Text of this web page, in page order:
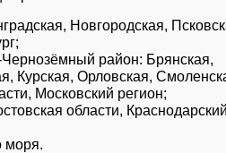
Новгородская,
район: Брянская,
Курская, Орловская,
Московский регион;
области,
моря.